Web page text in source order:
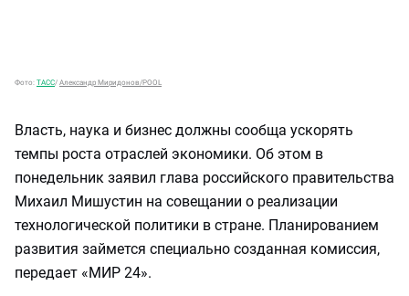
Фото: ТАСС/ Александр Миридонов/POOL
Власть, наука и бизнес должны сообща ускорять
темпы роста отраслей экономики. Об этом в
понедельник заявил глава российского правительства
Михаил Мишустин на совещании о реализации
технологической политики в стране. Планированием
развития займется специально созданная комиссия,
передает «МИР 24».